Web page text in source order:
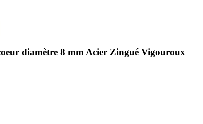
diamètre 8 mm Acier Zingué Vigouroux